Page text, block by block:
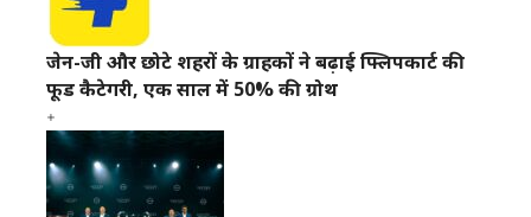
जेन-जी और छोटे शहरों के ग्राहकों ने बढ़ाई फ्लिपकार्ट की
फूड कैटेगरी, एक साल में 50% की ग्रोथ